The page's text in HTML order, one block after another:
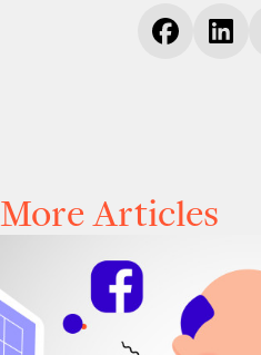
More Articles